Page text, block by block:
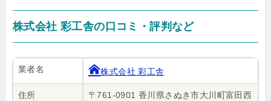
株式会社 彩工舎の口コミ・評判など
業者名 株式会社 彩工舎
住所
〒761-0901 香川県さぬき市大川町富田西